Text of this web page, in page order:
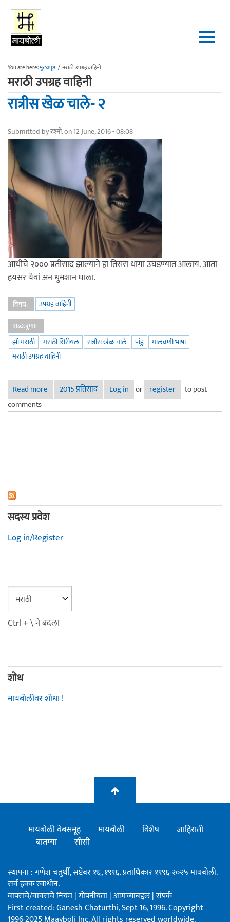
Skip to main content
You are here:मुख्यपृष्ठ / मराठी उपग्रह वाहिनी
मराठी उपग्रह वाहिनी
रात्रीस खेळ चाले- २
Submitted byरश्मी.on 12 June, 2016 - 08:08
आधीचे २००० प्रतीसाद झाल्याने हा तिसरा धागा उघडण्यात आलाय. आता
हयसर येवां अन धुमशान घाला.
विषय:
उपग्रह वाहिनी
शब्दखुणा:
झी मराठी
मराठी सिरीयल रात्रीस खेळ चाले पांडु
मालवणी भाषा
मराठी उपग्रह वाहिनी
Read more about रात्रीस खेळ चाले- २
2015 प्रतिसाद Log in or register
to post
comments
सदस्य प्रवेश
Log in/Register
Ctrl + \ ने बदला
शोध
मायबोलीवर शोधा !
मायबोली वेबसमूह मायबोली विशेष
जाहिराती
बातम्या
सीसी
स्थापना : गणेश चतुर्थी, सप्टेंबर १६, १९९६. प्रताधिकार १९९६-२०२५ मायबोली.
सर्व हक्क स्वाधीन.
वापराचे/वावराचे नियम|गोपनीयता|आमच्याबद्दल|संपर्क
First created: Ganesh Chaturthi, Sept 16, 1996. Copyright